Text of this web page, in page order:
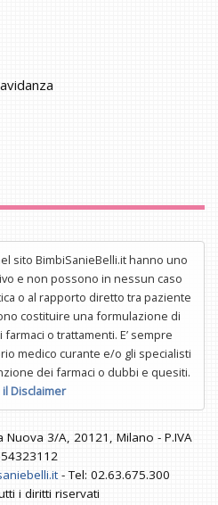
sito BimbiSanieBelli.it hanno uno
e non possono in nessun caso
o al rapporto diretto tra paziente
costituire una formulazione di
o trattamenti. E’ sempre
medico curante e/o gli specialisti
dei farmaci o dubbi e quesiti.
il Disclaimer
Nuova 3/A, 20121, Milano - P.IVA
- Tel: 02.63.675.300
i diritti riservati